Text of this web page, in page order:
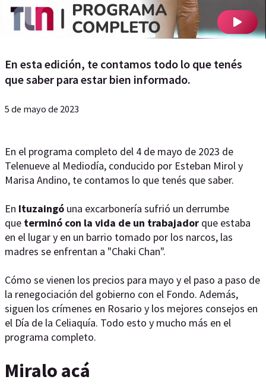
En esta edición, te contamos todo lo que tenés
que saber para estar bien informado.
5 de mayo de 2023
En el programa completo del 4 de mayo de 2023 de
Telenueve al Mediodía, conducido por Esteban Mirol y
Marisa Andino, te contamos lo que tenés que saber.
En Ituzaingó una excarbonería sufrió un derrumbe
que terminó con la vida de un trabajador que estaba
en el lugar y en un barrio tomado por los narcos, las
madres se enfrentan a "Chaki Chan".
Cómo se vienen los precios para mayo y el paso a paso de
la renegociación del gobierno con el Fondo. Además,
siguen los crímenes en Rosario y los mejores consejos en
el Día de la Celiaquía. Todo esto y mucho más en el
programa completo.
Miralo acá